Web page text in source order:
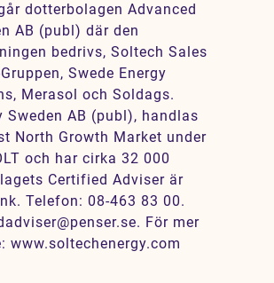
dotterbolagen Advanced
AB (publ) där den
bedrivs, Soltech Sales
Swede Energy
Merasol och Soldags.
Sweden AB (publ), handlas
North Growth Market under
och har cirka 32 000
Certified Adviser är
Telefon: 08-463 83 00.
För mer
www.soltechenergy.com